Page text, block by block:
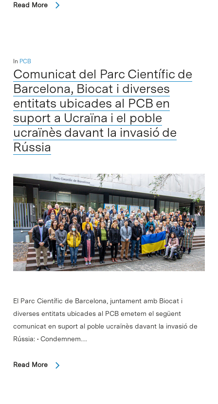
Read More
In PCB
Comunicat del Parc Científic de
Barcelona, Biocat i diverses
entitats ubicades al PCB en
suport a Ucraïna i el poble
ucraïnès davant la invasió de
Rússia
El Parc Científic de Barcelona, juntament amb Biocat i
diverses entitats ubicades al PCB emetem el següent
comunicat en suport al poble ucraïnès davant la invasió de
Rússia: • Condemnem…
Read More